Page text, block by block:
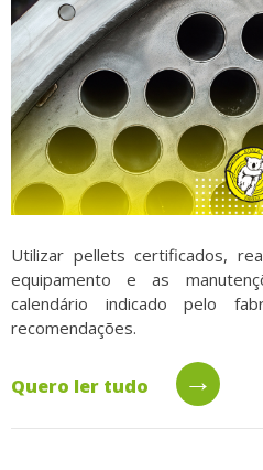
Utilizar pellets certificados,
equipamento e as
calendário indicado pelo
recomendações.
Quero ler tudo →